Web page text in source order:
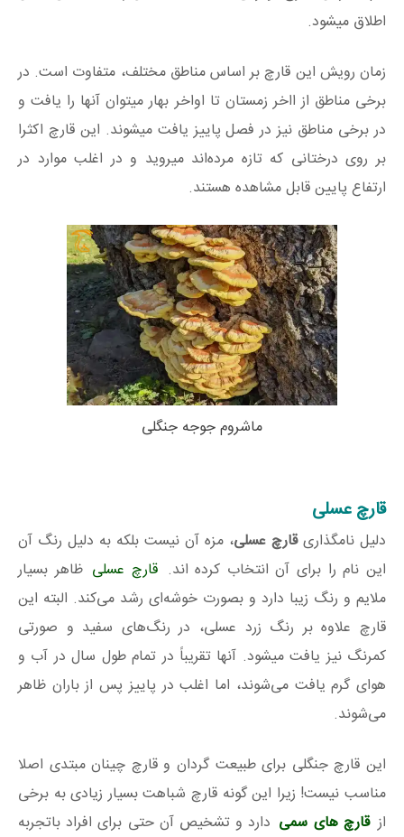
اطلاق میشود.
زمان رویش این قارچ بر اساس مناطق مختلف، متفاوت است. در
برخی مناطق از ااخر زمستان تا اواخر بهار میتوان آنها را یافت و
در برخی مناطق نیز در فصل پاییز یافت میشوند. این قارچ اکثرا
بر روی درختانی که تازه مرده‌اند میروید و در اغلب موارد در
ارتفاع پایین قابل مشاهده هستند.
ماشروم جوجه جنگلی
قارچ عسلی
دلیل نامگذاریقارچ عسلی، مزه آن نیست بلکه به دلیل رنگ آن
این نام را برای آن انتخاب کرده اند. قارچ عسلی ظاهر بسیار
ملایم و رنگ زیبا دارد و بصورت خوشه‌ای رشد می‌کند. البته این
قارچ علاوه بر رنگ زرد عسلی، در رنگ‌های سفید و صورتی
کمرنگ نیز یافت میشود. آنها تقریباً در تمام طول سال در آب و
هوای گرم یافت می‌شوند، اما اغلب در پاییز پس از باران ظاهر
می‌شوند.
این قارچ جنگلی برای طبیعت گردان و قارچ چینان مبتدی اصلا
مناسب نیست! زیرا این گونه قارچ شباهت بسیار زیادی به برخی
از قارچ های سمی دارد و تشخیص آن حتی برای افراد باتجربه